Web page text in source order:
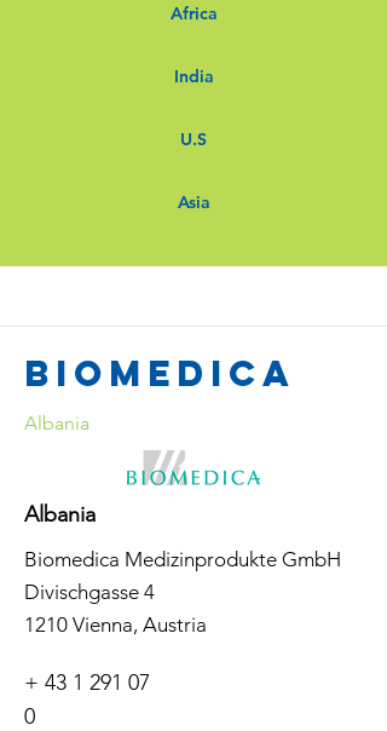
Africa
India
U.S
Asia
Biomedica
Albania
Albania
Biomedica Medizinprodukte GmbH
Divischgasse 4
1210 Vienna, Austria
+ 43 1 291 07
0